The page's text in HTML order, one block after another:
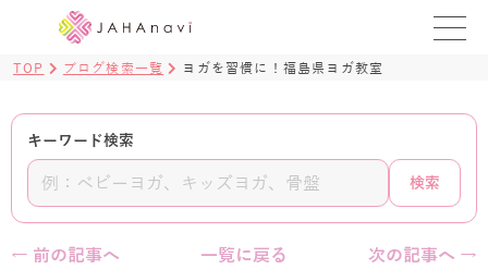
教室を探す
BLOG
ヨガ資格講座 ›
TOP ブログ検索一覧 ヨガを習慣に！福島県ヨガ教室
キーワード検索
検索
← 前の記事へ 一覧に戻る 次の記事へ →